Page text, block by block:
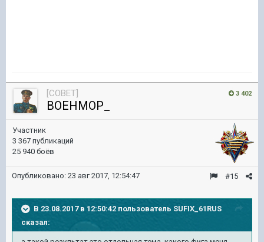
3 402
[COBET]
BOEHMOP_
Участник
3 367 публикаций
25 940 боёв
#15
Опубликовано: 23 авг 2017, 12:54:47
В 23.08.2017 в 12:50:42 пользователь SUFIX_61RUS
сказал: